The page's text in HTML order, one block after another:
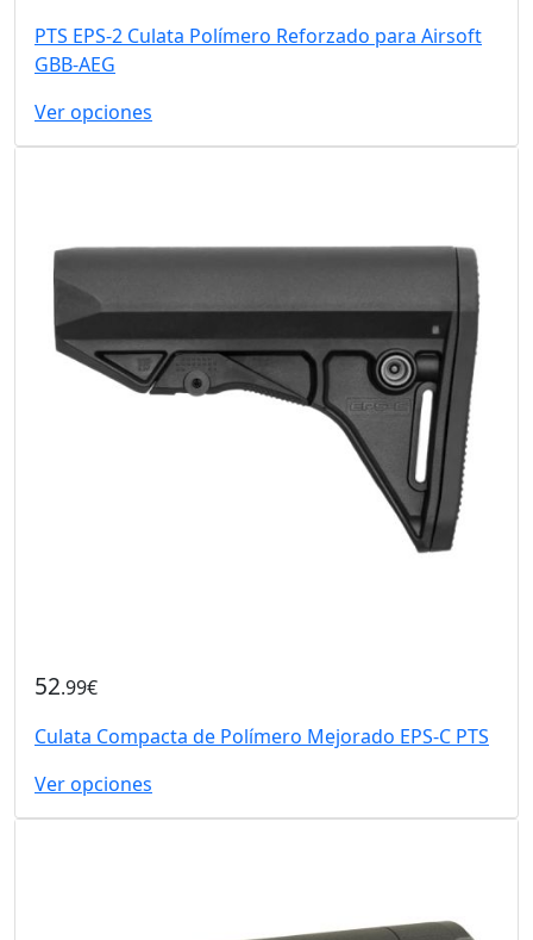
PTS EPS-2 Culata Polímero Reforzado para Airsoft
GBB-AEG
Ver opciones
52.99€
Culata Compacta de Polímero Mejorado EPS-C PTS
Ver opciones